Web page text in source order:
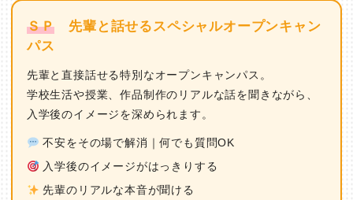
ＳＰ 先輩と話せるスペシャルオープンキャン
パス
先輩と直接話せる特別なオープンキャンパス。
学校生活や授業、作品制作のリアルな話を聞きながら、
入学後のイメージを深められます。
不安をその場で解消｜何でも質問OK
入学後のイメージがはっきりする
先輩のリアルな本音が聞ける